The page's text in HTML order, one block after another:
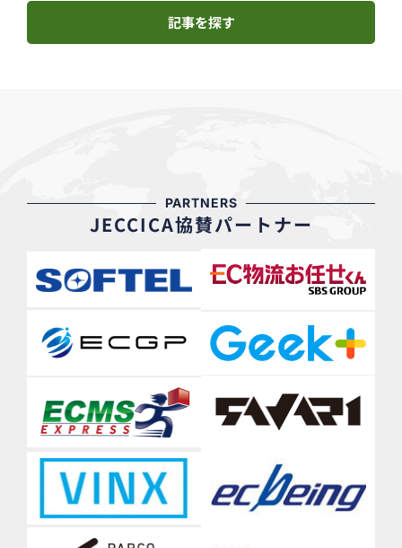
記事を探す
PARTNERS
JECCICA協賛パートナー